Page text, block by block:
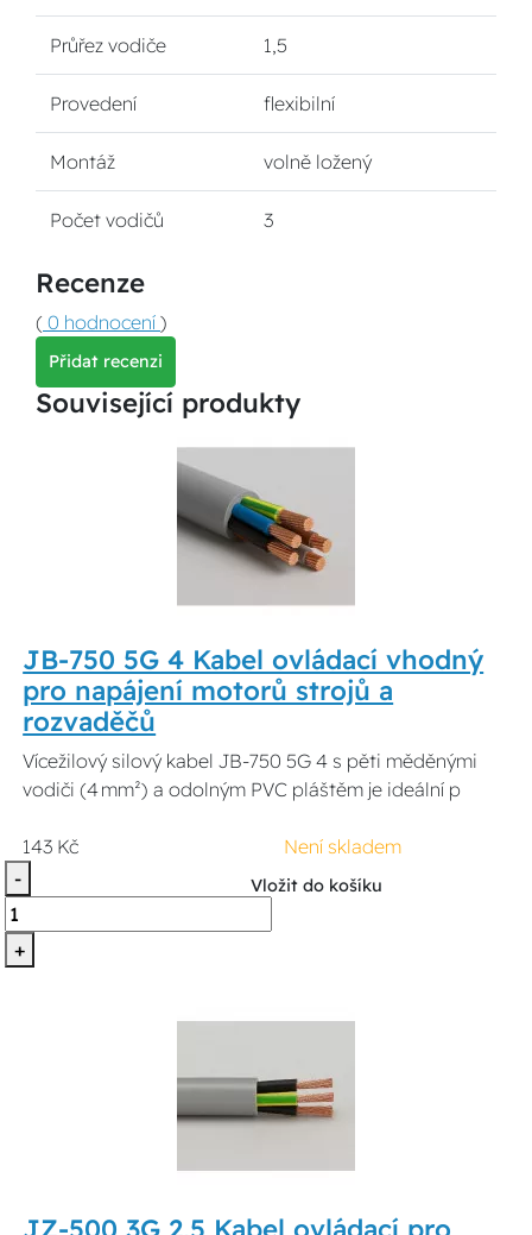
Průřez vodiče 1,5
Provedení flexibilní
Montáž volně ložený
Počet vodičů 3
Recenze
( 0 hodnocení )
Přidat recenzi
Související produkty
JB-750 5G 4 Kabel ovládací vhodný
pro napájení motorů strojů a
rozvaděčů
Vícežilový silový kabel JB-750 5G 4 s pěti měděnými
vodiči (4 mm²) a odolným PVC pláštěm je ideální p
143 Kč
Není skladem
-
+
Vložit do košíku